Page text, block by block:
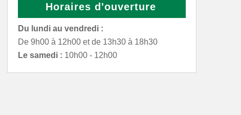
Horaires d'ouverture
Du lundi au vendredi :
De 9h00 à 12h00 et de 13h30 à 18h30
Le samedi : 10h00 - 12h00